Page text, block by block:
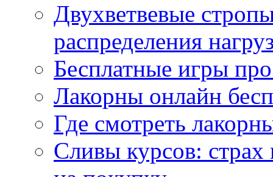
Двухветвевые
распределения
Бесплатные игры
Лакорны онлайн
Где смотреть
Сливы курсов: